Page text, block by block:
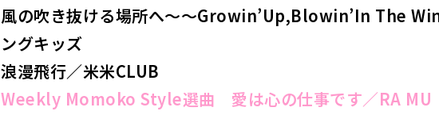
風の吹き抜ける場所へ〜〜Growin’Up,Blowin’In The
ングキッズ
浪漫飛行／米米CLUB
Weekly Momoko Style選曲 愛は心の仕事です／RA MU